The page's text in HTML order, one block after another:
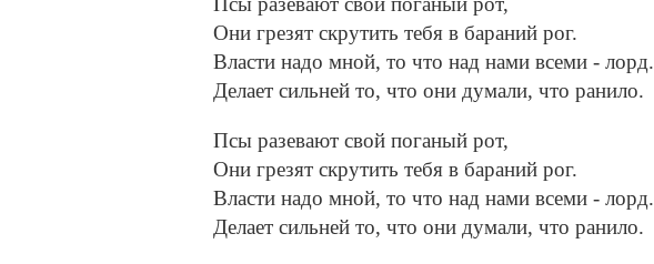
Они грезят скрутить тебя в бараний рог.
Власти надо мной, то что над нами всеми - лорд.
Делает сильней то, что они думали, что ранило.
Псы разевают свой поганый рот,
Они грезят скрутить тебя в бараний рог.
Власти надо мной, то что над нами всеми - лорд.
Делает сильней то, что они думали, что ранило.